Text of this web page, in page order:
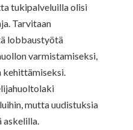
tukipalveluilla olisi
Tarvitaan
lobbaustyötä
varmistamiseksi,
kehittämiseksi.
mutta uudistuksia